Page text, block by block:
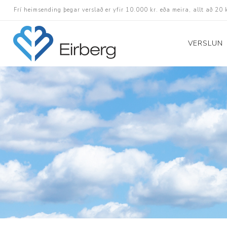
Frí heimsending þegar verslað er yfir 10.000 kr. eða meira, allt að 20
VERSLUN
Skór
Götuskór
Hlaupaskór
Utanvega- og
Barnaskór
Eldri skór á afslætti